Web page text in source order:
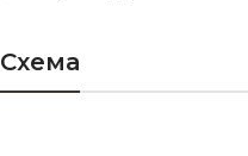
Схема